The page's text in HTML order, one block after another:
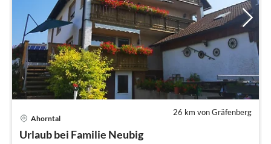
26 km von Gräfenberg
Ahorntal
Urlaub bei Familie Neubig